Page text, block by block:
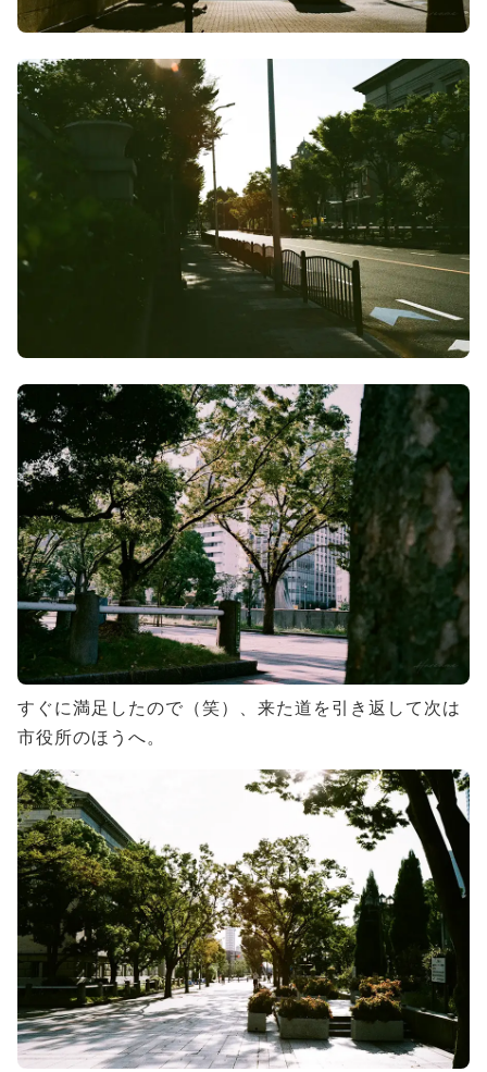
すぐに満足したので（笑）、来た道を引き返して次は
市役所のほうへ。